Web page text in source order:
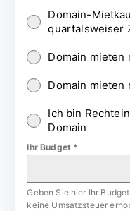
Domain-
quartalsweiser
Domain mieten
Domain mieten
Ich bin
Domain
Ihr Budget *
Geben Sie hier Ihr
keine Umsatzsteuer